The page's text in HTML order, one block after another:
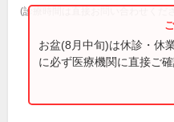
(診療時間は直接お問い合わせくだ
お盆(8月中旬)は休診・休
に必ず医療機関に直接ご確